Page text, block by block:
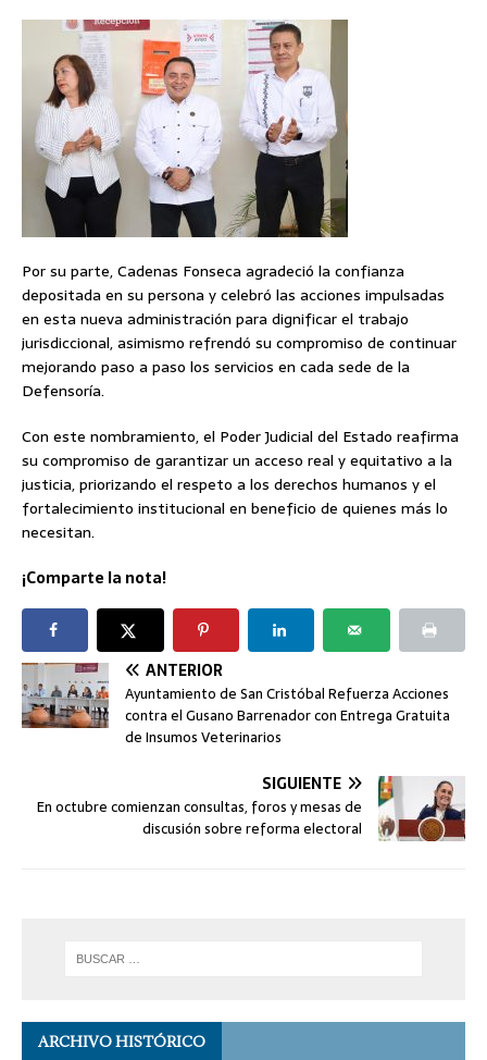
Por su parte, Cadenas Fonseca agradeció la confianza
depositada en su persona y celebró las acciones impulsadas
en esta nueva administración para dignificar el trabajo
jurisdiccional, asimismo refrendó su compromiso de continuar
mejorando paso a paso los servicios en cada sede de la
Defensoría.
Con este nombramiento, el Poder Judicial del Estado reafirma
su compromiso de garantizar un acceso real y equitativo a la
justicia, priorizando el respeto a los derechos humanos y el
fortalecimiento institucional en beneficio de quienes más lo
necesitan.
¡Comparte la nota!
ANTERIOR
Ayuntamiento de San Cristóbal Refuerza Acciones
contra el Gusano Barrenador con Entrega Gratuita
de Insumos Veterinarios
SIGUIENTE
En octubre comienzan consultas, foros y mesas de
discusión sobre reforma electoral
ARCHIVO HISTÓRICO